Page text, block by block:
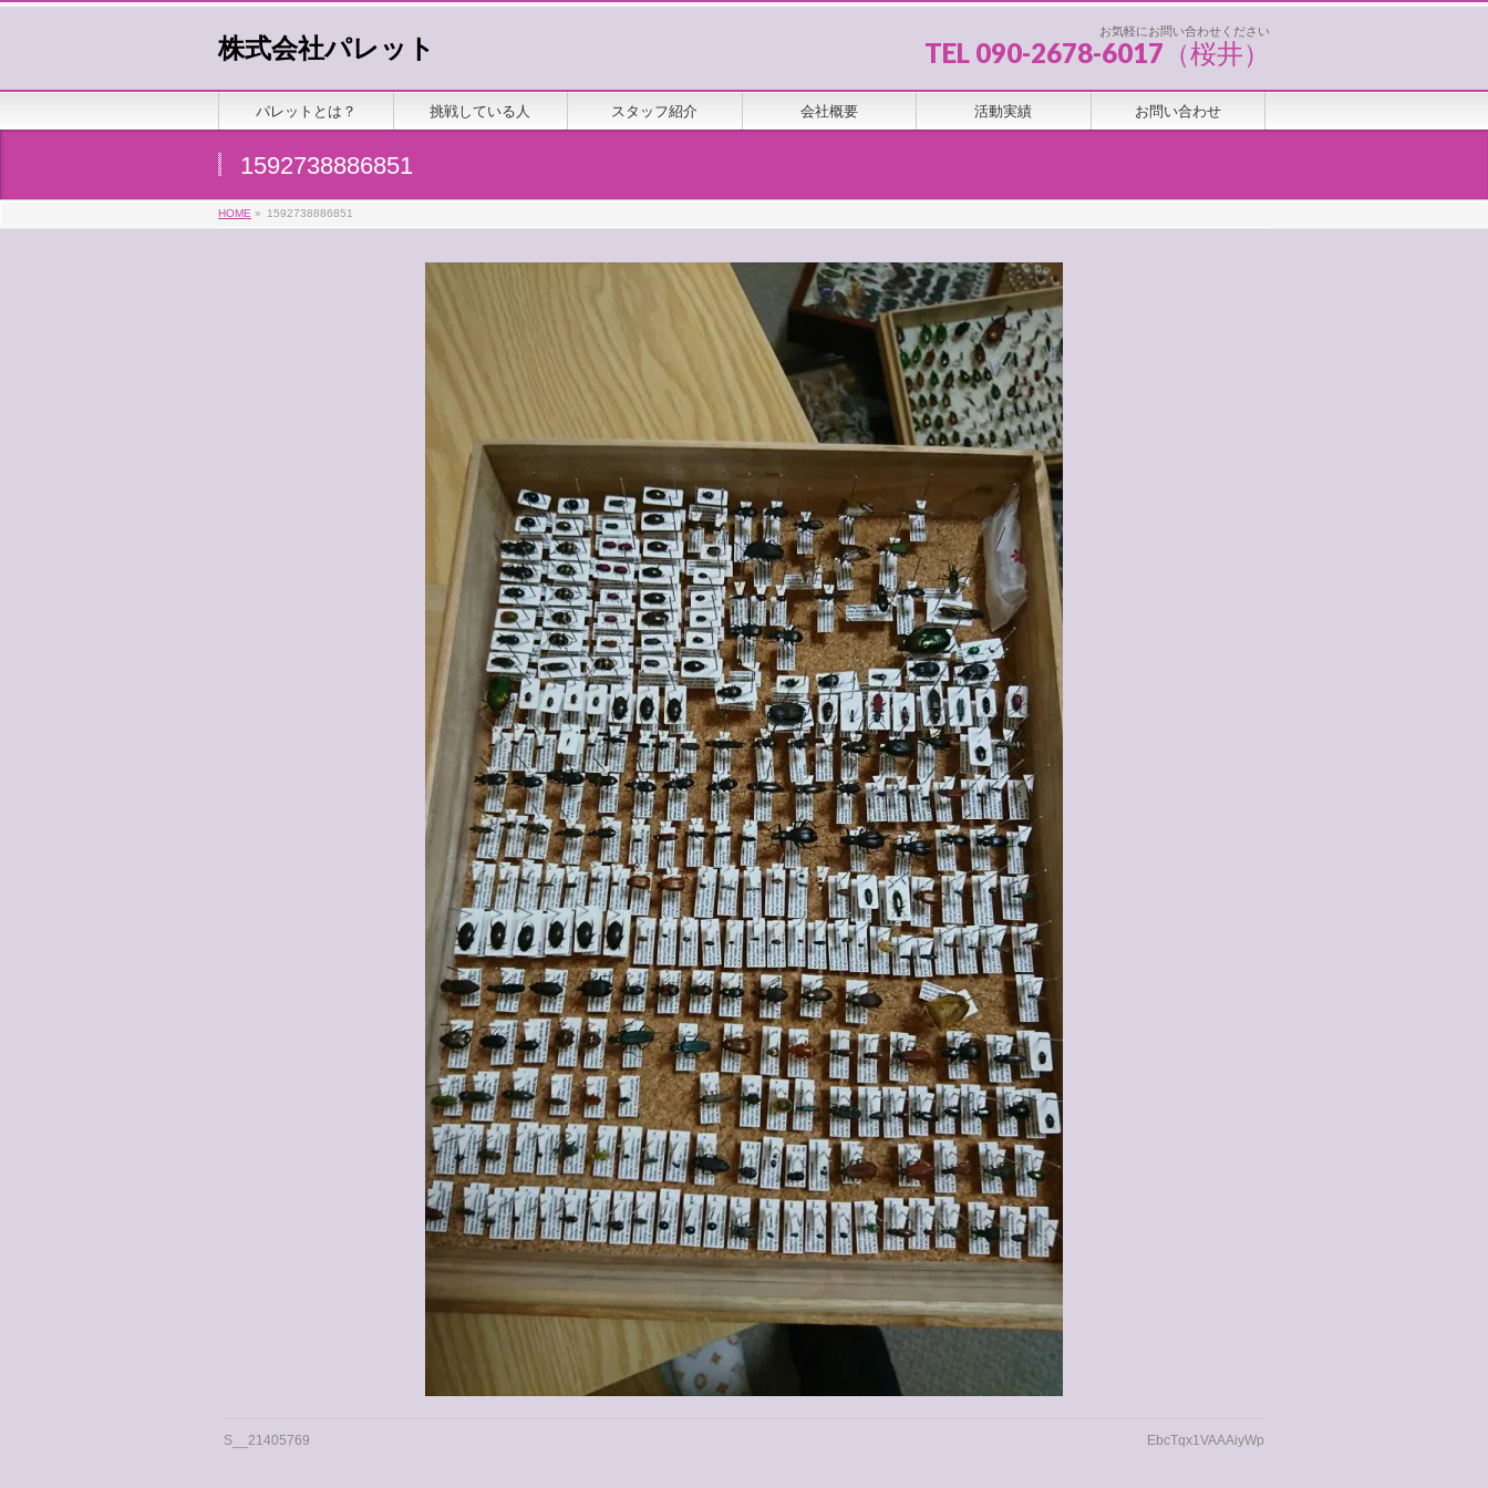
株式会社パレット
お気軽にお問い合わせください
TEL 090-2678-6017（桜井）
パレットとは？ 挑戦している人 スタッフ紹介 会社概要 活動実績 お問い合わせ
1592738886851
HOME » 1592738886851
S__21405769 EbcTqx1VAAAiyWp